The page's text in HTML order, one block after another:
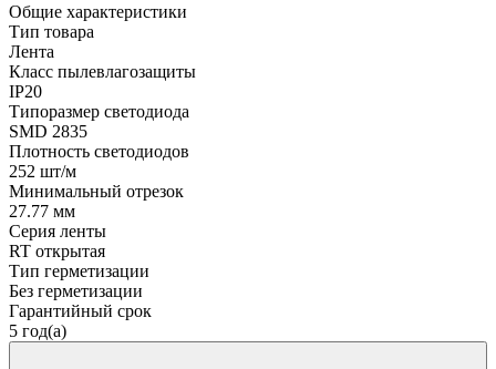
Общие характеристики
Тип товара
Лента
Класс пылевлагозащиты
IP20
Типоразмер светодиода
SMD 2835
Плотность светодиодов
252 шт/м
Минимальный отрезок
27.77 мм
Серия ленты
RT открытая
Тип герметизации
Без герметизации
Гарантийный срок
5 год(а)